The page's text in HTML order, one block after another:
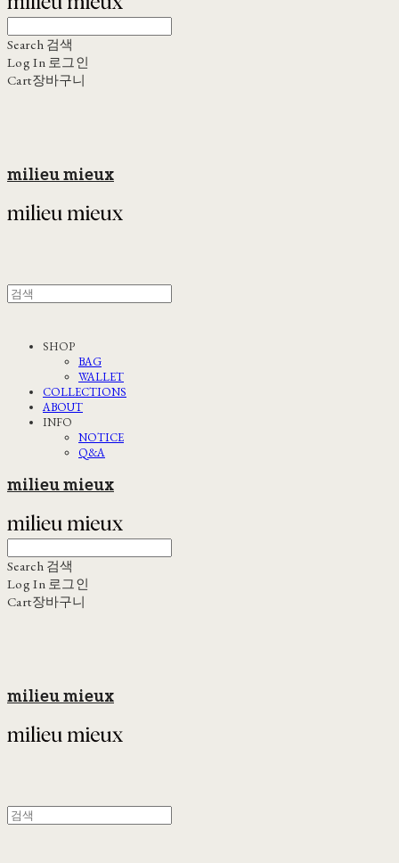
Search 검색
Log In 로그인
Cart장바구니
milieu mieux
SHOP
BAG
WALLET
COLLECTIONS
ABOUT
INFO
NOTICE
Q&A
milieu mieux
Search 검색
Log In 로그인
Cart장바구니
milieu mieux